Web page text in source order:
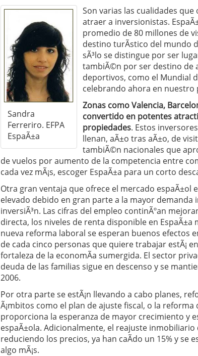
CÃ³mo afrontar una baja mÃ©dica
26/05/2026
Sandra
Ferreriro. EFPA
EspaÃ±a
Son varias las cualidades
atraer a inversionistas.
promedio de 80 millones de
destino turÃ­stico del mundo
sÃ³lo se distingue por ser
tambiÃ©n por ser destino de
deportivos, como el Mundial
celebrando ahora en nuestro
Zonas como Valencia,
convertido en potentes
propiedades. Estos
llenan, aÃ±o tras aÃ±o, de
tambiÃ©n nacionales que
de vuelos por aumento de la competencia entre
cada vez mÃ¡s, escoger EspaÃ±a para un corto
Otra gran ventaja que ofrece el mercado espaÃ±ol
elevado debido en gran parte a la mayor demanda
inversiÃ³n. Las cifras del empleo continÃºan
directa, los niveles de renta disponible en EspaÃ±a
nueva reforma laboral se esperan buenos efectos
de cada cinco personas que quiere trabajar estÃ¡
fortaleza de la economÃ­a sumergida. El sector
deuda de las familias sigue en descenso y se
2006.
Por otra parte se estÃ¡n llevando a cabo planes,
Ã¡mbitos como el plan de ajuste fiscal, o la
proporciona la esperanza de mayor crecimiento y
espaÃ±ola. Adicionalmente, el reajuste inmobiliario
reduciendo los precios, ya han caÃ­do un 15% y se
algo mÃ¡s.